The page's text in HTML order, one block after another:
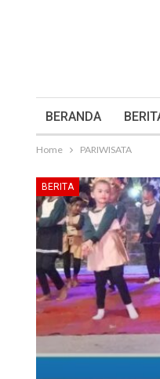
BERANDA
Home PARIWISATA
BERITA